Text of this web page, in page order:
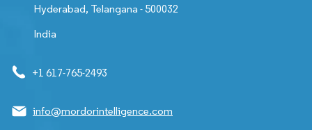
Hyderabad, Telangana - 500032
India
+1 617-765-2493
info@mordorintelligence.com